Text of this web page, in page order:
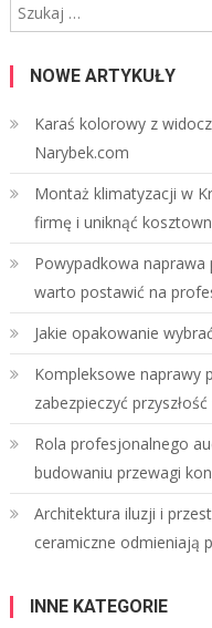
NOWE ARTYKUŁY
Karaś kolorowy z
Narybek.com
Montaż klimatyzacji w
firmę i uniknąć
Powypadkowa
warto postawić na
Jakie opakowanie
Kompleksowe naprawy
zabezpieczyć
Rola profesjonalnego
budowaniu przewagi
Architektura iluzji i
ceramiczne odmieniają
INNE KATEGORIE